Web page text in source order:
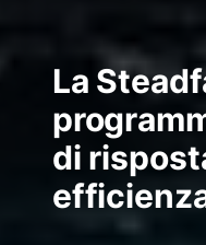
La
di